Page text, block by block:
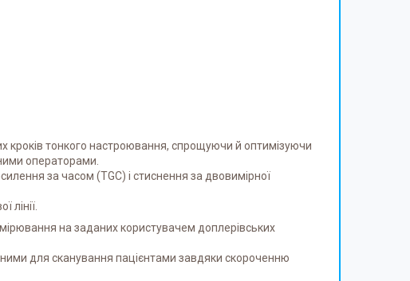
кроків тонкого настроювання, спрощуючи й оптимізуючи
операторами.
за часом (TGC) і стиснення за двовимірної
лінії.
на заданих користувачем доплерівських
для сканування пацієнтами завдяки скороченню